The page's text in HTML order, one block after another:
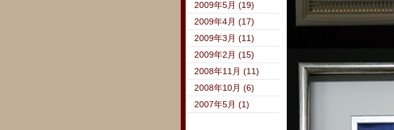
2009年5月 (19)
2009年4月 (17)
2009年3月 (11)
2009年2月 (15)
2008年11月 (11)
2008年10月 (6)
2007年5月 (1)